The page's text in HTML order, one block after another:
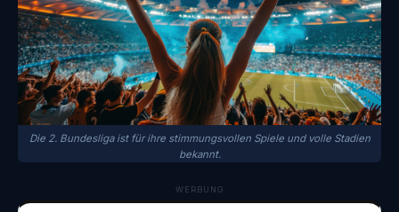
Die 2. Bundesliga ist für ihre stimmungsvollen Spiele und volle Stadien
bekannt.
WERBUNG